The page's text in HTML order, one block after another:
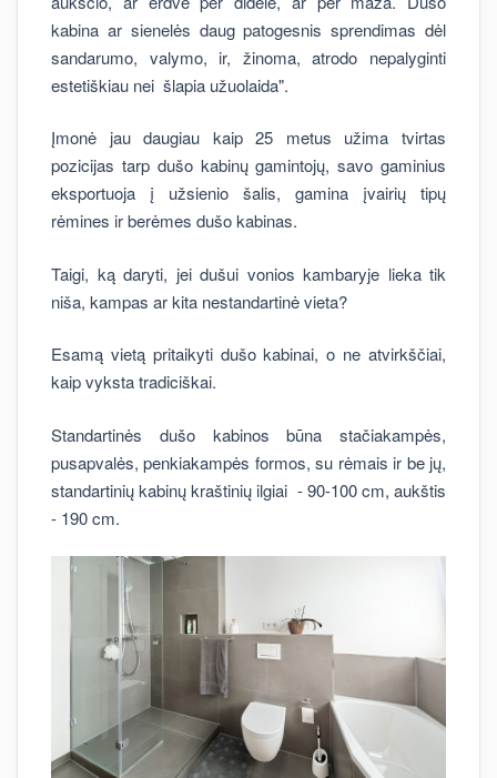
kabina ar sienelės daug patogesnis sprendimas dėl
sandarumo, valymo, ir, žinoma, atrodo nepalyginti
estetiškiau nei šlapia užuolaida".
Įmonė jau daugiau kaip 25 metus užima tvirtas
pozicijas tarp dušo kabinų gamintojų, savo gaminius
eksportuoja į užsienio šalis, gamina įvairių tipų
rėmines ir berėmes dušo kabinas.
Taigi, ką daryti, jei dušui vonios kambaryje lieka tik
niša, kampas ar kita nestandartinė vieta?
Esamą vietą pritaikyti dušo kabinai, o ne atvirkščiai,
kaip vyksta tradiciškai.
Standartinės dušo kabinos būna stačiakampės,
pusapvalės, penkiakampės formos, su rėmais ir be jų,
standartinių kabinų kraštinių ilgiai - 90-100 cm, aukštis
- 190 cm.